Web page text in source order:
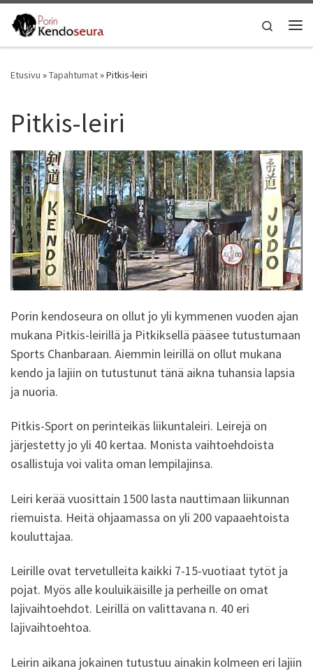
Skip to content
Search
Etusivu »Tapahtumat»Pitkis-leiri
Pitkis-leiri
Porin kendoseura on ollut jo yli kymmenen vuoden ajan
mukana Pitkis-leirillä ja Pitkiksellä pääsee tutustumaan
Sports Chanbaraan. Aiemmin leirillä on ollut mukana
kendo ja lajiin on tutustunut tänä aikna tuhansia lapsia
ja nuoria.
Pitkis-Sport on perinteikäs liikuntaleiri. Leirejä on
järjestetty jo yli 40 kertaa. Monista vaihtoehdoista
osallistuja voi valita oman lempilajinsa.
Leiri kerää vuosittain 1500 lasta nauttimaan liikunnan
riemuista. Heitä ohjaamassa on yli 200 vapaaehtoista
kouluttajaa.
Leirille ovat tervetulleita kaikki 7-15-vuotiaat tytöt ja
pojat. Myös alle kouluikäisille ja perheille on omat
lajivaihtoehdot. Leirillä on valittavana n. 40 eri
lajivaihtoehtoa.
Leirin aikana jokainen tutustuu ainakin kolmeen eri lajiin